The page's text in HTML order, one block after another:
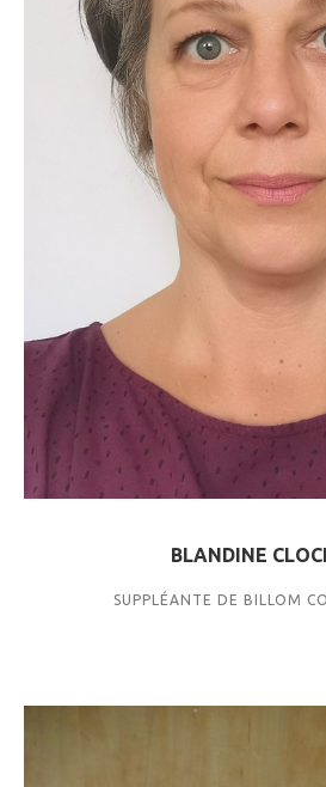
BLANDINE
SUPPLÉANTE DE BILLOM